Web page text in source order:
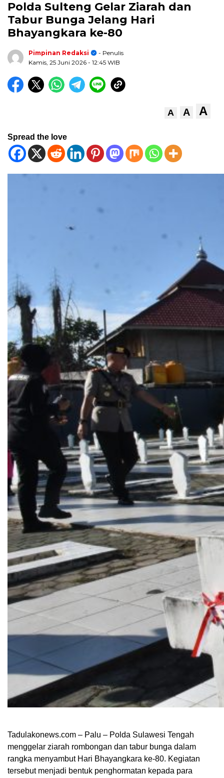
Polda Sulteng Gelar Ziarah dan
Tabur Bunga Jelang Hari
Bhayangkara ke-80
Pimpinan Redaksi
- Penulis
Kamis, 25 Juni 2026 - 12:45 WIB
A A A
Spread the love
Tadulakonews.com – Palu – Polda Sulawesi Tengah
menggelar ziarah rombongan dan tabur bunga dalam
rangka menyambut Hari Bhayangkara ke-80. Kegiatan
tersebut menjadi bentuk penghormatan kepada para